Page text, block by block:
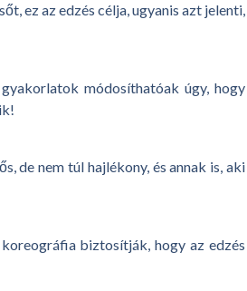
ez az edzés célja, ugyanis azt jelenti,
módosíthatóak úgy, hogy
de nem túl hajlékony, és annak is, aki
biztosítják, hogy az edzés